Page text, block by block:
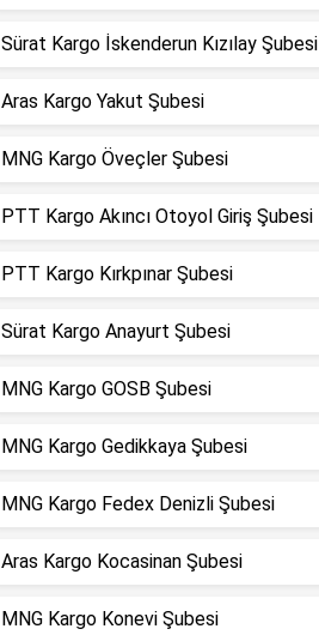
Sürat Kargo İskenderun Kızılay Şubesi
Aras Kargo Yakut Şubesi
MNG Kargo Öveçler Şubesi
PTT Kargo Akıncı Otoyol Giriş Şubesi
PTT Kargo Kırkpınar Şubesi
Sürat Kargo Anayurt Şubesi
MNG Kargo GOSB Şubesi
MNG Kargo Gedikkaya Şubesi
MNG Kargo Fedex Denizli Şubesi
Aras Kargo Kocasinan Şubesi
MNG Kargo Konevi Şubesi